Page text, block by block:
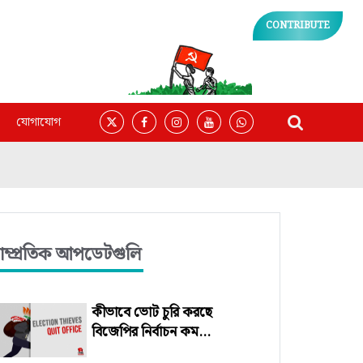
CONTRIBUTE
যোগাযোগ
আপডেটগুলি
কীভাবে ভোট চুরি করছে
বিজেপির নির্বাচন কম...